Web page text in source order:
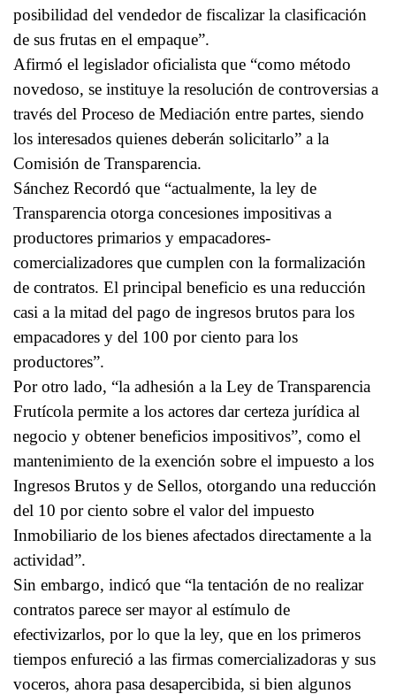
posibilidad del vendedor de fiscalizar la clasificación
de sus frutas en el empaque”.
Afirmó el legislador oficialista que “como método
novedoso, se instituye la resolución de controversias a
través del Proceso de Mediación entre partes, siendo
los interesados quienes deberán solicitarlo” a la
Comisión de Transparencia.
Sánchez Recordó que “actualmente, la ley de
Transparencia otorga concesiones impositivas a
productores primarios y empacadores-
comercializadores que cumplen con la formalización
de contratos. El principal beneficio es una reducción
casi a la mitad del pago de ingresos brutos para los
empacadores y del 100 por ciento para los
productores”.
Por otro lado, “la adhesión a la Ley de Transparencia
Frutícola permite a los actores dar certeza jurídica al
negocio y obtener beneficios impositivos”, como el
mantenimiento de la exención sobre el impuesto a los
Ingresos Brutos y de Sellos, otorgando una reducción
del 10 por ciento sobre el valor del impuesto
Inmobiliario de los bienes afectados directamente a la
actividad”.
Sin embargo, indicó que “la tentación de no realizar
contratos parece ser mayor al estímulo de
efectivizarlos, por lo que la ley, que en los primeros
tiempos enfureció a las firmas comercializadoras y sus
voceros, ahora pasa desapercibida, si bien algunos